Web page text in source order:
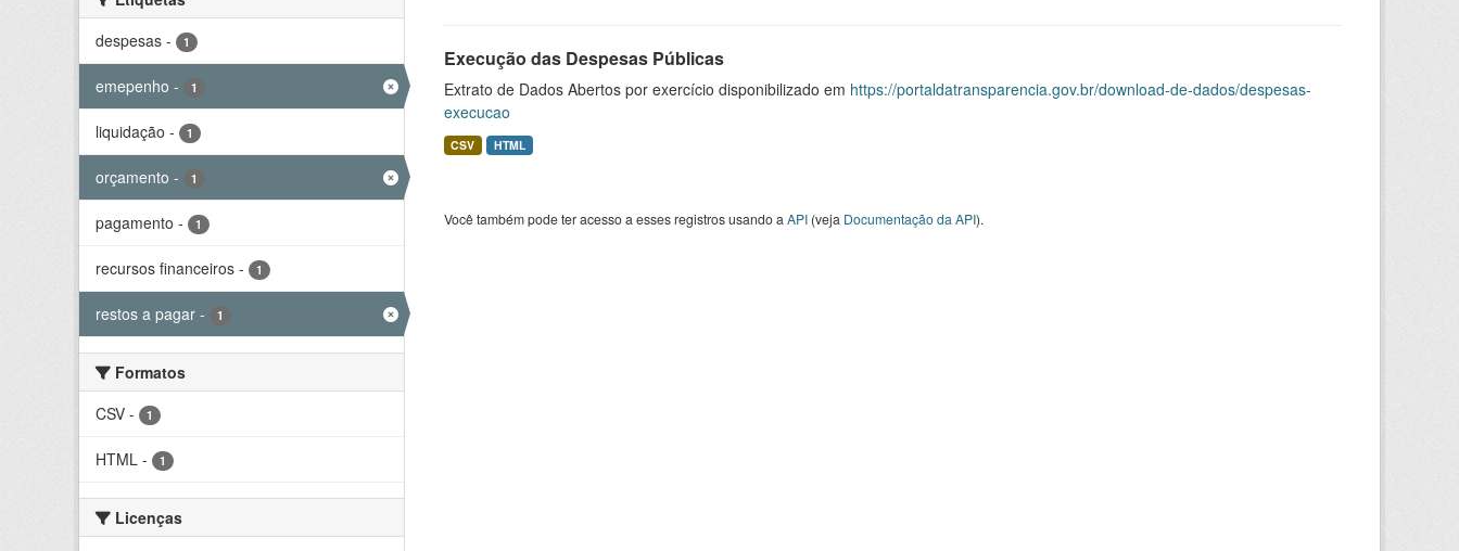
despesas - 1
emepenho - 1
liquidação - 1
orçamento - 1
pagamento - 1
recursos financeiros - 1
restos a pagar - 1
Formatos
CSV - 1
HTML - 1
Licenças
Execução das Despesas Públicas
Extrato de Dados Abertos por exercício disponibilizado em https://portaldatransparencia.gov.br/download-de-dados/despesas-
execucao
CSV HTML
Você também pode ter acesso a esses registros usando a API(veja Documentação da API).